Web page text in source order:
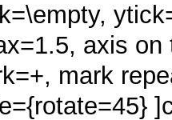
axis
mark